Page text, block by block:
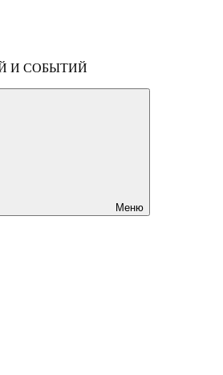
И СОБЫТИЙ
Меню